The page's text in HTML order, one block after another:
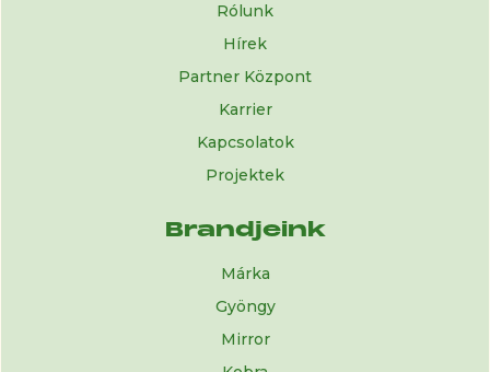
Rólunk
Hírek
Partner Központ
Karrier
Kapcsolatok
Projektek
Brandjeink
Márka
Gyöngy
Mirror